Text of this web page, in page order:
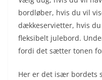
bordløber, hvis du vil
dækkeservietter, hvis
fleksibelt julebord.
fordi det sætter tonen
Her er det især bordets